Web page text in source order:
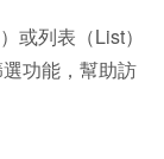
或列表（List）
功能，幫助訪